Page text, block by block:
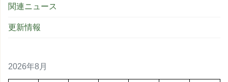
関連ニュース
更新情報
2026年8月